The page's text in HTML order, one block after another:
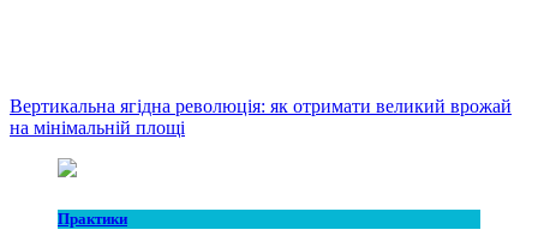
Вертикальна ягідна революція: як отримати великий врожай
на мінімальній площі
Практики